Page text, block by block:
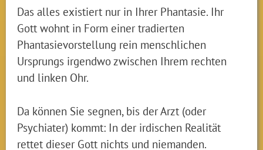
Das alles existiert nur in Ihrer Phantasie. Ihr
Gott wohnt in Form einer tradierten
Phantasievorstellung rein menschlichen
Ursprungs irgendwo zwischen Ihrem rechten
und linken Ohr.
Da können Sie segnen, bis der Arzt (oder
Psychiater) kommt: In der irdischen Realität
rettet dieser Gott nichts und niemanden.